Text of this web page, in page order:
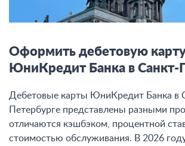
Оформить дебетовую
ЮниКредит Банка в Санкт-
Дебетовые карты ЮниКредит Банка в
Петербурге представлены разными
отличаются кэшбэком, процентной
стоимостью обслуживания. В 2026